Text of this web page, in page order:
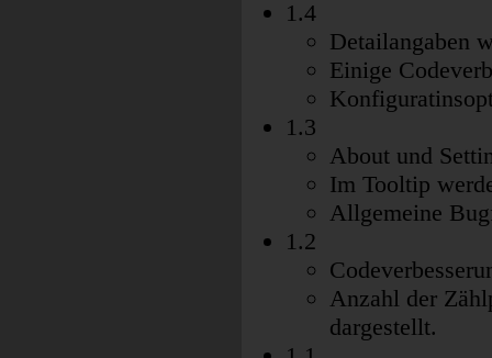
1.4
Detailangaben
Einige
1.3
About und
Im Tooltip
Allgemeine
1.2
Anzahl der
dargestellt.